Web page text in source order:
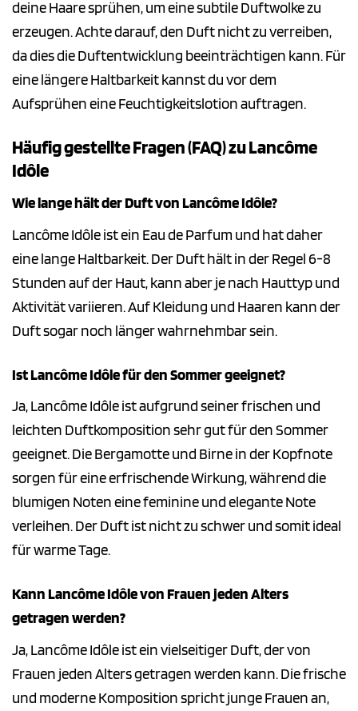
deine Haare sprühen, um eine subtile Duftwolke zu
erzeugen. Achte darauf, den Duft nicht zu verreiben,
da dies die Duftentwicklung beeinträchtigen kann. Für
eine längere Haltbarkeit kannst du vor dem
Aufsprühen eine Feuchtigkeitslotion auftragen.
Häufig gestellte Fragen (FAQ) zu Lancôme
Idôle
Wie lange hält der Duft von Lancôme Idôle?
Lancôme Idôle ist ein Eau de Parfum und hat daher
eine lange Haltbarkeit. Der Duft hält in der Regel 6-8
Stunden auf der Haut, kann aber je nach Hauttyp und
Aktivität variieren. Auf Kleidung und Haaren kann der
Duft sogar noch länger wahrnehmbar sein.
Ist Lancôme Idôle für den Sommer geeignet?
Ja, Lancôme Idôle ist aufgrund seiner frischen und
leichten Duftkomposition sehr gut für den Sommer
geeignet. Die Bergamotte und Birne in der Kopfnote
sorgen für eine erfrischende Wirkung, während die
blumigen Noten eine feminine und elegante Note
verleihen. Der Duft ist nicht zu schwer und somit ideal
für warme Tage.
Kann Lancôme Idôle von Frauen jeden Alters
getragen werden?
Ja, Lancôme Idôle ist ein vielseitiger Duft, der von
Frauen jeden Alters getragen werden kann. Die frische
und moderne Komposition spricht junge Frauen an,